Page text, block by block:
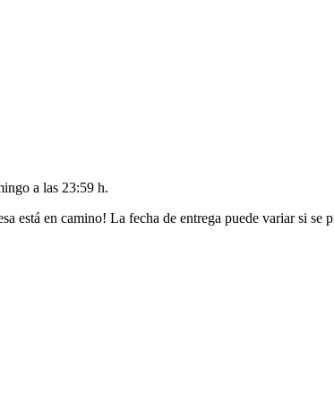
a las 23:59 h.
está en camino! La fecha de entrega puede variar si se